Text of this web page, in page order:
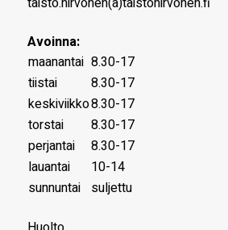
Avoinna:
maanantai 8.30-17
tiistai
8.30-17
keskiviikko8.30-17
torstai
8.30-17
perjantai
8.30-17
lauantai
10-14
sunnuntai suljettu